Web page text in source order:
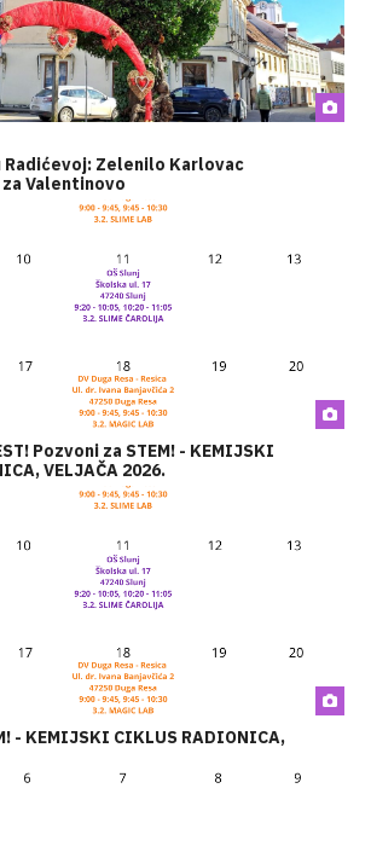
Radićevoj: Zelenilo Karlovac
Valentinovo
Pozvoni za STEM! - KEMIJSKI
VELJAČA 2026.
- KEMIJSKI CIKLUS RADIONICA,